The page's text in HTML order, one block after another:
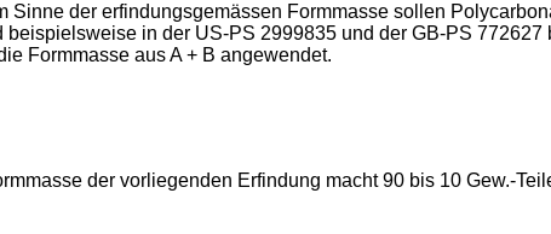
Sinne der erfindungsgemässen Formmasse sollen
in der US-PS 2999835 und der GB-PS
Formmasse aus A + B angewendet.
der vorliegenden Erfindung macht 90 bis 10 Gew.-